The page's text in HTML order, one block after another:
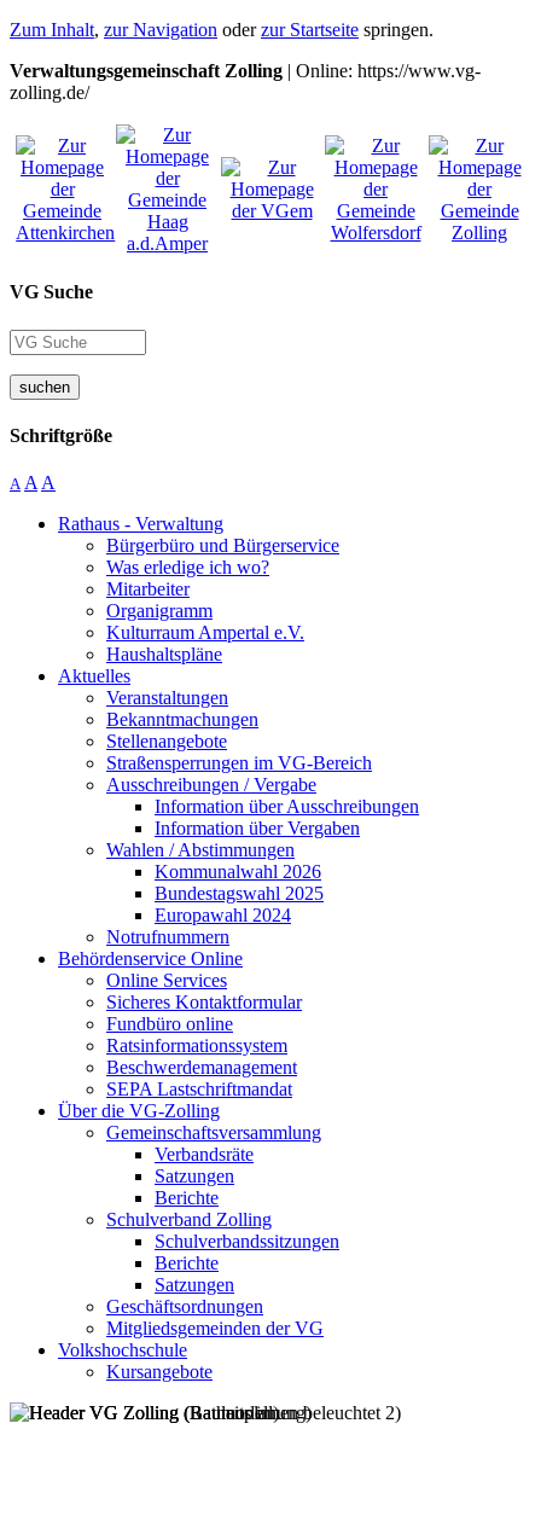
Zum Inhalt, zur Navigation oderzur Startseite springen.
Verwaltungsgemeinschaft Zolling | Online: https://www.vg-
zolling.de/
VG Suche
suchen
Schriftgröße
A A A
Rathaus - Verwaltung
Bürgerbüro und Bürgerservice
Was erledige ich wo?
Mitarbeiter
Organigramm
Kulturraum Ampertal e.V.
Haushaltspläne
Aktuelles
Veranstaltungen
Bekanntmachungen
Stellenangebote
Straßensperrungen im VG-Bereich
Ausschreibungen / Vergabe
Information über Ausschreibungen
Information über Vergaben
Wahlen / Abstimmungen
Kommunalwahl 2026
Bundestagswahl 2025
Europawahl 2024
Notrufnummern
Behördenservice Online
Online Services
Sicheres Kontaktformular
Fundbüro online
Ratsinformationssystem
Beschwerdemanagement
SEPA Lastschriftmandat
Über die VG-Zolling
Gemeinschaftsversammlung
Verbandsräte
Satzungen
Berichte
Schulverband Zolling
Schulverbandssitzungen
Berichte
Satzungen
Geschäftsordnungen
Mitgliedsgemeinden der VG
Volkshochschule
Kursangebote